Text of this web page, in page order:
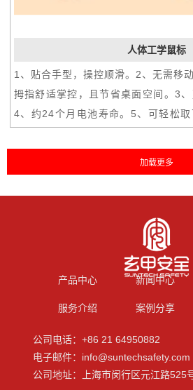
人体工学鼠标
1、贴合手型，操控顺滑。2、无需移
拇指舒适掌控，且节省桌面空间。3、
4、约24个月电池寿命。5、可轻松
产品中心 新闻中心
服务介绍 案例分享
公司电话：+86 21 64950882
电子邮件：info@suntechsafety.com
公司地址：上海市闵行区元江路525